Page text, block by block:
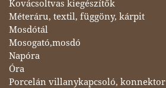
Kovácsoltvas kiegészítők
Méteráru, textil, függöny, kárpit
Mosdótál
Mosogató,mosdó
Napóra
Óra
Porcelán villanykapcsoló, konnektor